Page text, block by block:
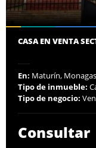
CASA EN VENTA
En: Maturín, Monagas
Tipo de inmueble:
Tipo de negocio:
Consultar